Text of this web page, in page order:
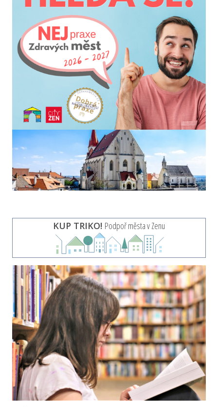
KUP TRIKO! Podpoř města v Zenu